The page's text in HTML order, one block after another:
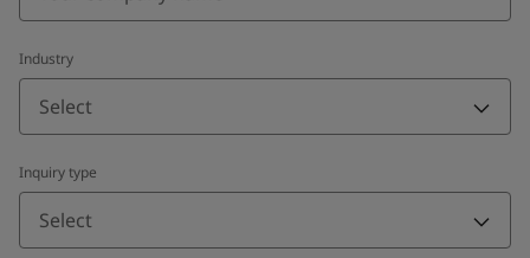
Industry
Select
Inquiry type
Select